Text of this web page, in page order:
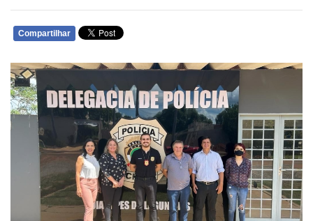
Compartilhar